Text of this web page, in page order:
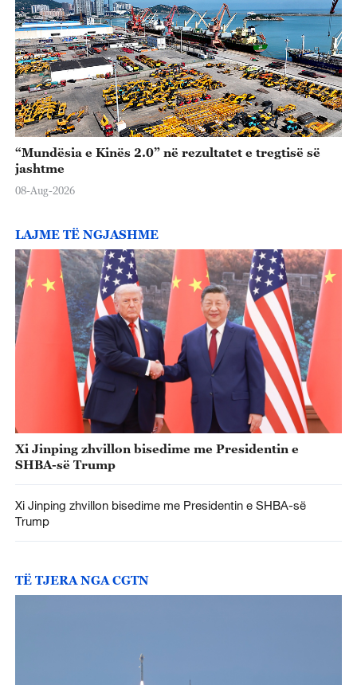
“Mundësia e Kinës 2.0” në rezultatet e tregtisë së
jashtme
08-Aug-2026
LAJME TË NGJASHME
Xi Jinping zhvillon bisedime me Presidentin e
SHBA-së Trump
Xi Jinping zhvillon bisedime me Presidentin e SHBA-së
Trump
TË TJERA NGA CGTN